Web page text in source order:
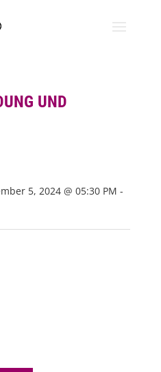
UND
5, 2024 @ 05:30 PM -